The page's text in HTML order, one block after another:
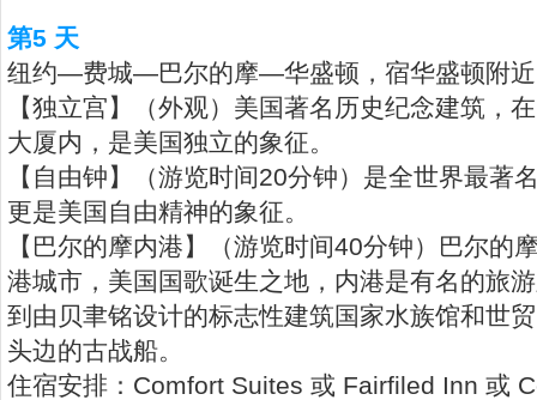
第5 天
纽约—费城—巴尔的摩—华盛顿，宿华盛顿附近
【独立宫】（外观）美国著名历史纪念建筑，
大厦内，是美国独立的象征。
【自由钟】（游览时间20分钟）是全世界最著
更是美国自由精神的象征。
【巴尔的摩内港】（游览时间40分钟）巴尔的
港城市，美国国歌诞生之地，内港是有名的旅
到由贝聿铭设计的标志性建筑国家水族馆和世
头边的古战船。
住宿安排：Comfort Suites 或 Fairfiled Inn 或